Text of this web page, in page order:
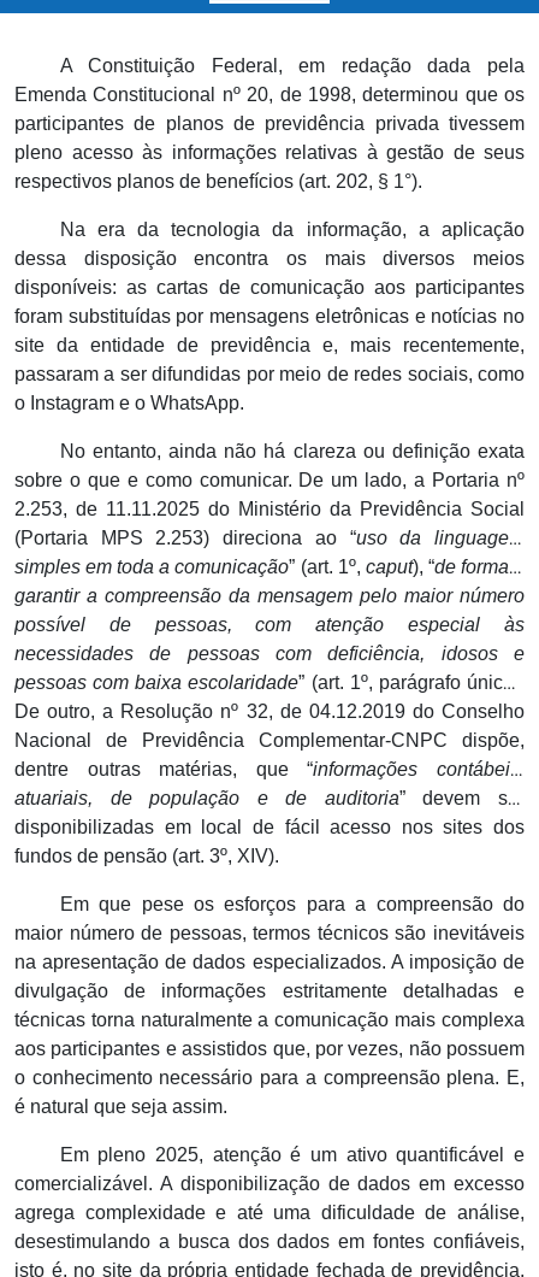
A Constituição Federal, em redação dada pela
Emenda Constitucional nº 20, de 1998, determinou que os
participantes de planos de previdência privada tivessem
pleno acesso às informações relativas à gestão de seus
respectivos planos de benefícios (art. 202, § 1°).
Na era da tecnologia da informação, a aplicação
dessa disposição encontra os mais diversos meios
disponíveis: as cartas de comunicação aos participantes
foram substituídas por mensagens eletrônicas e notícias no
site da entidade de previdência e, mais recentemente,
passaram a ser difundidas por meio de redes sociais, como
o Instagram e o WhatsApp.
No entanto, ainda não há clareza ou definição exata
sobre o que e como comunicar. De um lado, a Portaria nº
2.253, de 11.11.2025 do Ministério da Previdência Social
(Portaria MPS 2.253) direciona ao “uso da linguagem
simples em toda a comunicação” (art. 1º, caput), “de forma a
garantir a compreensão da mensagem pelo maior número
possível de pessoas, com atenção especial às
necessidades de pessoas com deficiência, idosos e
pessoas com baixa escolaridade” (art. 1º, parágrafo único).
De outro, a Resolução nº 32, de 04.12.2019 do Conselho
Nacional de Previdência Complementar-CNPC dispõe,
dentre outras matérias, que “informações contábeis,
atuariais, de população e de auditoria” devem ser
disponibilizadas em local de fácil acesso nos sites dos
fundos de pensão (art. 3º, XIV).
Em que pese os esforços para a compreensão do
maior número de pessoas, termos técnicos são inevitáveis
na apresentação de dados especializados. A imposição de
divulgação de informações estritamente detalhadas e
técnicas torna naturalmente a comunicação mais complexa
aos participantes e assistidos que, por vezes, não possuem
o conhecimento necessário para a compreensão plena. E,
é natural que seja assim.
Em pleno 2025, atenção é um ativo quantificável e
comercializável. A disponibilização de dados em excesso
agrega complexidade e até uma dificuldade de análise,
desestimulando a busca dos dados em fontes confiáveis,
isto é, no site da própria entidade fechada de previdência.